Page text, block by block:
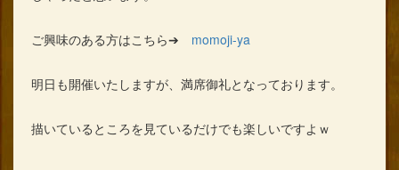
ご興味のある方はこちら➔ momoji-ya
明日も開催いたしますが、満席御礼となっております。
描いているところを見ているだけでも楽しいですよｗ